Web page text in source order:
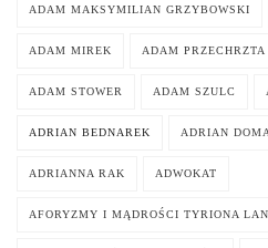
ADAM MAKSYMILIAN GRZYBOWSKI
ADAM MIREK ADAM PRZECHRZTA
ADAM STOWER ADAM SZULC
ADRIAN BEDNAREK ADRIAN
ADRIANNA RAK ADWOKAT
AFORYZMY I MĄDROŚCI TYRIONA